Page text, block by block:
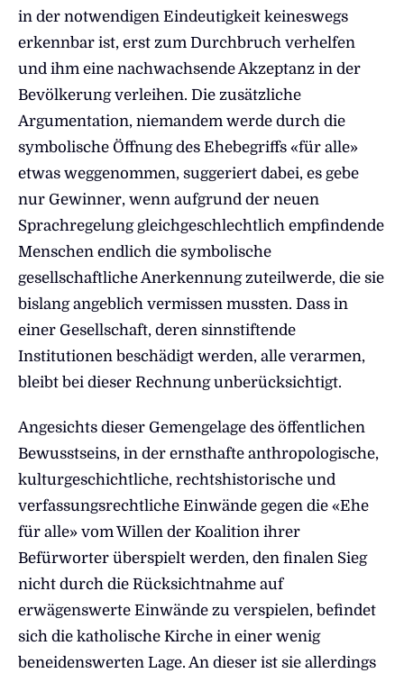
in der notwendigen Eindeutigkeit keineswegs
erkennbar ist, erst zum Durchbruch verhelfen
und ihm eine nachwachsende Akzeptanz in der
Bevölkerung verleihen. Die zusätzliche
Argumentation, niemandem werde durch die
symbolische Öffnung des Ehebegriffs «für alle»
etwas weggenommen, suggeriert dabei, es gebe
nur Gewinner, wenn aufgrund der neuen
Sprachregelung gleichgeschlechtlich empfindende
Menschen endlich die symbolische
gesellschaftliche Anerkennung zuteilwerde, die sie
bislang angeblich vermissen mussten. Dass in
einer Gesellschaft, deren sinnstiftende
Institutionen beschädigt werden, alle verarmen,
bleibt bei dieser Rechnung unberücksichtigt.
Angesichts dieser Gemengelage des öffentlichen
Bewusstseins, in der ernsthafte anthropologische,
kulturgeschichtliche, rechtshistorische und
verfassungsrechtliche Einwände gegen die «Ehe
für alle» vom Willen der Koalition ihrer
Befürworter überspielt werden, den finalen Sieg
nicht durch die Rücksichtnahme auf
erwägenswerte Einwände zu verspielen, befindet
sich die katholische Kirche in einer wenig
beneidenswerten Lage. An dieser ist sie allerdings